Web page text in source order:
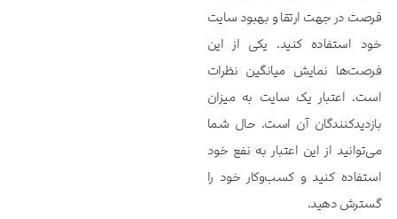
فرصت در جهت ارتقا و بهبود سایت
خود استفاده کنید. یکی از این
فرصت‌ها نمایش میانگین نظرات
است. اعتبار یک سایت به میزان
بازدیدکنندگان آن است. حال شما
می‌توانید از این اعتبار به نفع خود
استفاده کنید و کسب‌وکار خود را
گسترش دهید.